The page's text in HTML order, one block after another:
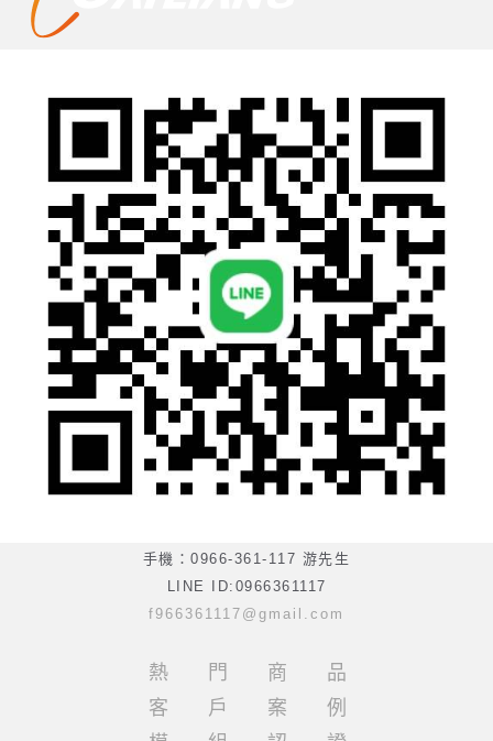
手機：0966-361-117 游先生
LINE ID:0966361117
f966361117@gmail.com
熱門商品
客戶案例